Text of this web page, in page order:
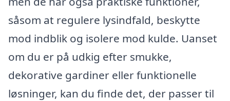
såsom at regulere lysindfald, beskytte
mod indblik og isolere mod kulde. Uanset
om du er på udkig efter smukke,
dekorative gardiner eller funktionelle
løsninger, kan du finde det, der passer til